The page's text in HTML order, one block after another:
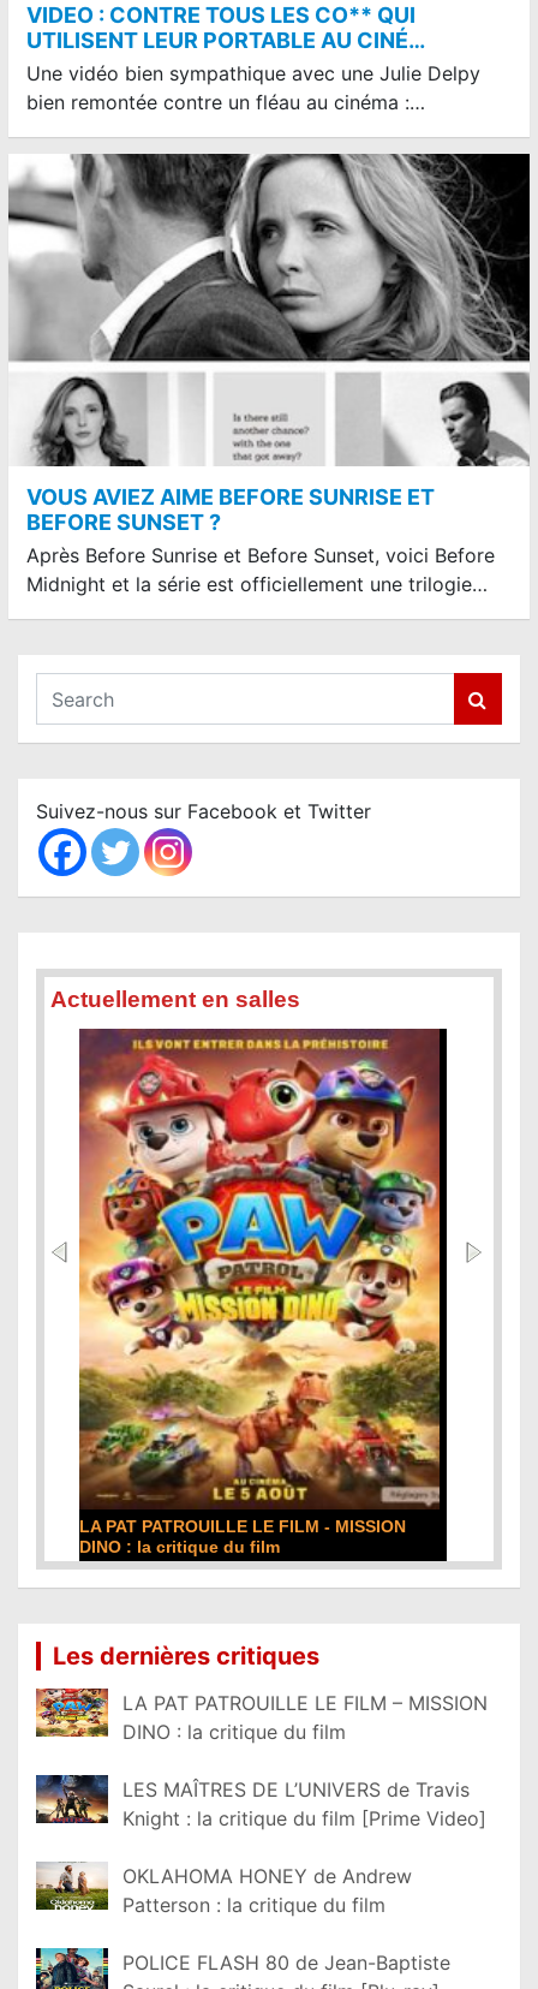
VIDEO : CONTRE TOUS LES CO** QUI
UTILISENT LEUR PORTABLE AU CINÉ…
Une vidéo bien sympathique avec une Julie Delpy
bien remontée contre un fléau au cinéma :…
VOUS AVIEZ AIME BEFORE SUNRISE ET
BEFORE SUNSET ?
Après Before Sunrise et Before Sunset, voici Before
Midnight et la série est officiellement une trilogie…
a
c
h
Suivez-nous sur Facebook et Twitter
Actuellement en salles
LA PAT PATROUILLE LE FILM - MISSION
DINO : la critique du film
Les dernières critiques
LA PAT PATROUILLE LE FILM – MISSION
DINO : la critique du film
LES MAÎTRES DE L’UNIVERS de Travis
Knight : la critique du film [Prime Video]
OKLAHOMA HONEY de Andrew
Patterson : la critique du film
POLICE FLASH 80 de Jean-Baptiste